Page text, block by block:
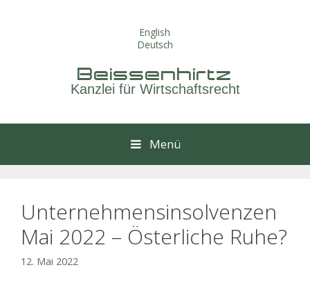
English
Deutsch
Beissenhirtz
Kanzlei für Wirtschaftsrecht
Menü
Unternehmensinsolvenzen
Mai 2022 – Österliche Ruhe?
12. Mai 2022